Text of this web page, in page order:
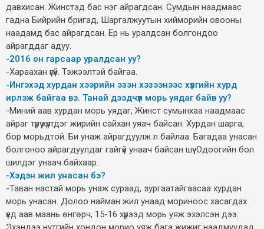
давхисан. Жинстэд бас нэг айрагдсан. Сумдын наадмаас
гадна Бийрийн бригад, Шаргалжуутын хийморийн овооны
наадамд бас айрагдсан. Ер нь уралдсан болгондоо
айрагддаг адуу.
-2016 он гарсаар уралдсан уу?
-Хараахан үгүй. Тэжээлтэй байгаа.
-Ингэхэд хурдан хээрийн эзэн хэзээнээс хүлгийн хурд
ирлэж байгаа вэ. Танай дээдчүүл морь уядаг байв уу?
-Миний аав хурдан морь уядаг, Жинст сумынхаа наадмаас
айраг түрүү хүртдэг жирийн сайхан уяач байсан. Хурдан шарга,
бор морьдтой. Би унаж айрагдуулж л байлаа. Багадаа унасан
болгоноо айрагдуулдаг гайгүй унаач байсан шүү. Одоогийн бол
шилдэг унаач байхаар.
-Хэдэн жил унасан бэ?
-Таван настай морь унаж сураад, зургаатайгаасаа хурдан
морь унасан. Долоо найман жил унаад мориноос хасагдах
үед аав маань өнгөрч, 15-16 хүрээд морь уяж эхэлсэн дээ.